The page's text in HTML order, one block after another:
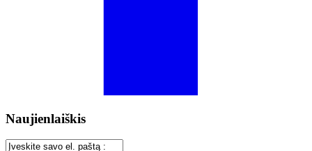
Naujienlaiškis